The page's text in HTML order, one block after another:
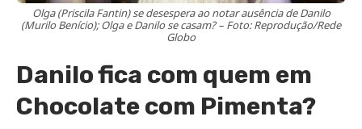
Olga (Priscila Fantin) se desespera ao notar ausência de Danilo
(Murilo Benício); Olga e Danilo se casam? – Foto: Reprodução/Rede
Globo
Danilo fica com quem em
Chocolate com Pimenta?